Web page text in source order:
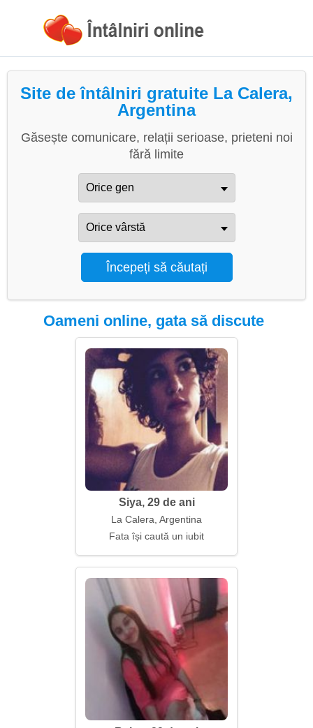
Site de întâlniri gratuite La Calera,
Argentina
Găsește comunicare, relații serioase, prieteni noi
fără limite
Oameni online, gata să discute
Siya, 29 de ani
La Calera, Argentina
Fata își caută un iubit